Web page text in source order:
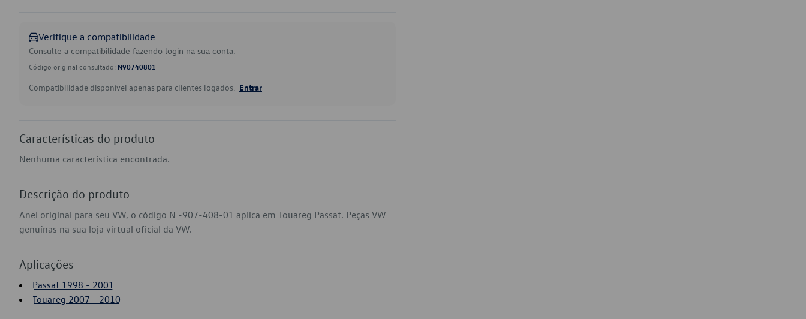
Verifique a compatibilidade
Consulte a compatibilidade fazendo login na sua conta.
Código original consultado: N90740801
Compatibilidade disponível apenas para clientes logados. Entrar
Características do produto
Nenhuma característica encontrada.
Descrição do produto
Anel original para seu VW, o código N -907-408-01 aplica em Touareg Passat. Peças VW
genuínas na sua loja virtual oficial da VW.
Aplicações
Passat 1998 - 2001
Touareg 2007 - 2010